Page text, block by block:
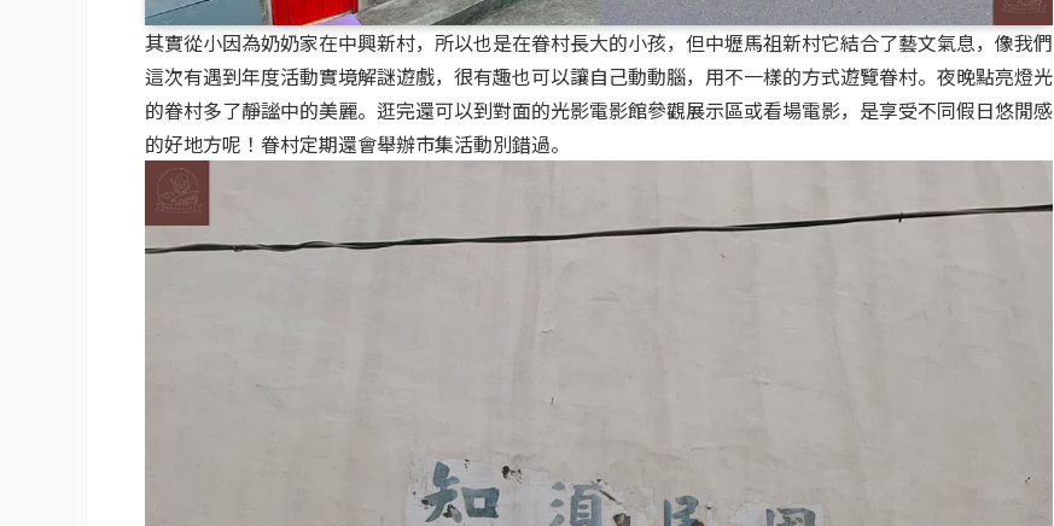
其實從小因為奶奶家在中興新村，所以也是在眷村長大的小孩，但中壢馬祖新村它結合了藝文氣息，像我們
這次有遇到年度活動實境解謎遊戲，很有趣也可以讓自己動動腦，用不一樣的方式遊覽眷村。夜晚點亮燈光
的眷村多了靜謐中的美麗。逛完還可以到對面的光影電影館參觀展示區或看場電影，是享受不同假日悠閒感
的好地方呢！眷村定期還會舉辦市集活動別錯過。